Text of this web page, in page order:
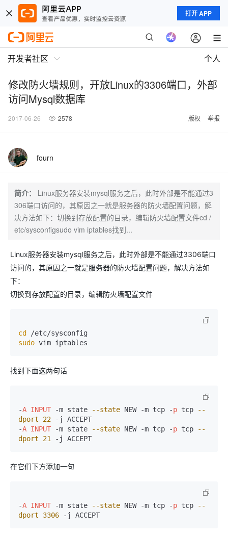
打开 APP
开发者社区 个人
修改防火墙规则，开放Linux的3306端口，外部
访问Mysql数据库
2017-06-26 2578 版权 举报
fourn
简介：
Linux服务器安装mysql服务之后，此时外部是不能通过3
306端口访问的，其原因之一就是服务器的防火墙配置问题，解
决方法如下：切换到存放配置的目录，编辑防火墙配置文件cd /
etc/sysconfigsudo vim iptables找到...
Linux服务器安装mysql服务之后，此时外部是不能通过3306端口
访问的，其原因之一就是服务器的防火墙配置问题，解决方法如
下：
切换到存放配置的目录，编辑防火墙配置文件
cd
sudo
找到下面这两句话
-A INPUT -m state --state NEW -m tcp -p tcp
--
dport
22 -j ACCEPT
-A INPUT -m state --state NEW -m tcp -p tcp
--
dport
21
在它们下方添加一句
-A INPUT -m state --state NEW -m tcp -p tcp
--
dport
3306